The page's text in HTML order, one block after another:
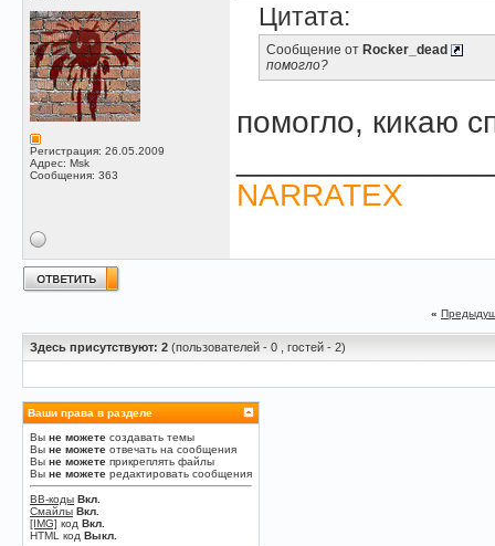
Регистрация: 26.05.2009
Адрес: Msk
Сообщения: 363
Цитата:
Сообщение от Rocker_dead
помогло?
помогло, кикаю
NARRATEX
«
Здесь присутствуют: 2 (пользователей - 0 , гостей - 2)
Ваши права в разделе
Вы не можете создавать темы
Вы не можете отвечать на сообщения
Вы не можете прикреплять файлы
Вы не можете редактировать сообщения
BB-коды Вкл.
Смайлы Вкл.
[IMG] код Вкл.
HTML код Выкл.